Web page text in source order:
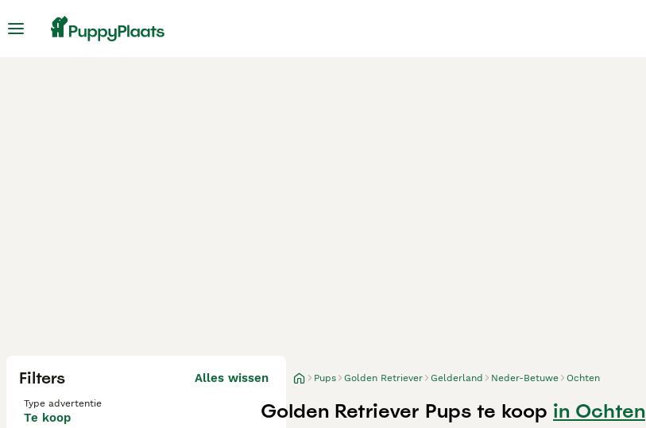
Filters Alles wissen
Type advertentie
Te koop
Pups Golden Retriever Gelderland Neder-Betuwe Ochten
Golden Retriever Pups te koop in Ochten